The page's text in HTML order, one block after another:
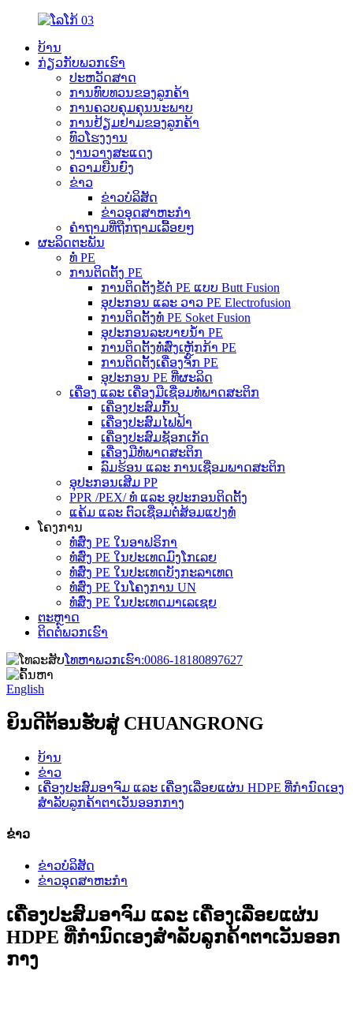
ບ້ານ
ກ່ຽວກັບພວກເຮົາ
ປະຫວັດສາດ
ການທົບທວນຂອງລູກຄ້າ
ການຄວບຄຸມຄຸນນະພາບ
ການຢ້ຽມຢາມຂອງລູກຄ້າ
ທົວໂຮງງານ
ງານວາງສະແດງ
ຄວາມຍືນຍົງ
ຂ່າວ
ຂ່າວບໍລິສັດ
ຂ່າວອຸດສາຫະກຳ
ຄຳຖາມທີ່ຖືກຖາມເລື້ອຍໆ
ຜະລິດຕະພັນ
ທໍ່ PE
ການຕິດຕັ້ງ PE
ການຕິດຕັ້ງຂໍ້ຕໍ່ PE ແບບ Butt Fusion
ອຸປະກອນ ແລະ ວາວ PE Electrofusion
ການຕິດຕັ້ງທໍ່ PE Soket Fusion
ອຸປະກອນລະບາຍນ້ຳ PE
ການຕິດຕັ້ງທໍ່ສົ່ງເຫຼັກກ້າ PE
ການຕິດຕັ້ງເຄື່ອງຈັກ PE
ອຸປະກອນ PE ທີ່ຜະລິດ
ເຄື່ອງ ແລະ ເຄື່ອງມືເຊື່ອມທໍ່ພາດສະຕິກ
ເຄື່ອງປະສົມກົ້ນ
ເຄື່ອງປະສົມໄຟຟ້າ
ເຄື່ອງປະສົມຊັອກເກັດ
ເຄື່ອງມືທໍ່ພາດສະຕິກ
ລົມຮ້ອນ ແລະ ການເຊື່ອມພາດສະຕິກ
ອຸປະກອນເສີມ PP
PPR /PEX/ ທໍ່ ແລະ ອຸປະກອນຕິດຕັ້ງ
ແຄ້ມ ແລະ ຕົວເຊື່ອມຕໍ່ສ້ອມແປງທໍ່
ໂຄງການ
ທໍ່ສົ່ງ PE ໃນອາຟຣິກາ
ທໍ່ສົ່ງ PE ໃນປະເທດມົງໂກເລຍ
ທໍ່ສົ່ງ PE ໃນປະເທດບັງກະລາເທດ
ທໍ່ສົ່ງ PE ໃນໂຄງການ UN
ທໍ່ສົ່ງ PE ໃນປະເທດມາເລເຊຍ
ຕະຫຼາດ
ຕິດຕໍ່ພວກເຮົາ
ໂທຫາພວກເຮົາ:0086-18180897627
English
ຍິນດີຕ້ອນຮັບສູ່ CHUANGRONG
ບ້ານ
ຂ່າວ
ເຄື່ອງປະສົມອາຈົມ ແລະ ເຄື່ອງເລື່ອຍແຜ່ນ HDPE ທີ່ກຳນົດເອງ
ສຳລັບລູກຄ້າຕາເວັນອອກກາງ
ຂ່າວ
ຂ່າວບໍລິສັດ
ຂ່າວອຸດສາຫະກຳ
ເຄື່ອງປະສົມອາຈົມ ແລະ ເຄື່ອງເລື່ອຍແຜ່ນ
HDPE ທີ່ກຳນົດເອງສຳລັບລູກຄ້າຕາເວັນອອກ
ກາງ